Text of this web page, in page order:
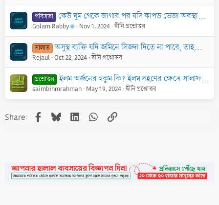
পবিত্রতা কেউ ঘুম থেকে জাগার পর যদি কাপড় ভেজা অবস্থায় পায় কিন্তু স্বপ্নদোষের কথা স্মরণ না হয়, তাহলে তার ওপর কি গোসল ওয়াজিব?
Golam Rabby Nov 1, 2024 দ্বীনি প্রশ্নোত্তর
সালাত অসুস্থ ব্যক্তি যদি জমিনে সিজদা দিতে না পারে, তাহলে কি তার সামনে বালিশ বা উঁচু কিছু রাখা যাবে, যার ওপর সে সাজদা দেবে?
Rejaul Oct 22, 2024 দ্বীনি প্রশ্নোত্তর
প্রশ্নোত্তর ইলম অর্জনের হুকুম কি? ইলম গ্রহণের ক্ষেত্রে সালাফদের মূলনীতি কি ছিল?
saimbinmrahman May 19, 2024 দ্বীনি প্রশ্নোত্তর
Share: Facebook
BlueskyLinkedInWhatsApp
Link